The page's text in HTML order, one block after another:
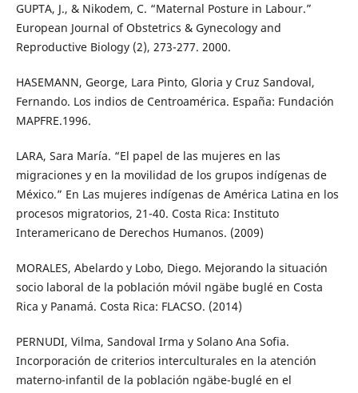
GUPTA, J., & Nikodem, C. “Maternal Posture in Labour.”
European Journal of Obstetrics & Gynecology and
Reproductive Biology (2), 273-277. 2000.
HASEMANN, George, Lara Pinto, Gloria y Cruz Sandoval,
Fernando. Los indios de Centroamérica. España: Fundación
MAPFRE.1996.
LARA, Sara María. “El papel de las mujeres en las
migraciones y en la movilidad de los grupos indígenas de
México.” En Las mujeres indígenas de América Latina en los
procesos migratorios, 21-40. Costa Rica: Instituto
Interamericano de Derechos Humanos. (2009)
MORALES, Abelardo y Lobo, Diego. Mejorando la situación
socio laboral de la población móvil ngäbe buglé en Costa
Rica y Panamá. Costa Rica: FLACSO. (2014)
PERNUDI, Vilma, Sandoval Irma y Solano Ana Sofia.
Incorporación de criterios interculturales en la atención
materno-infantil de la población ngäbe-buglé en el